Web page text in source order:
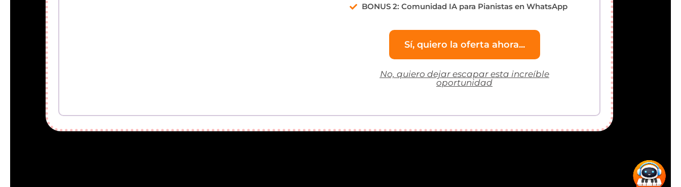
BONUS 2: Comunidad IA para Pianistas en WhatsApp
Sí, quiero la oferta ahora...
No, quiero dejar escapar esta increíble
oportunidad